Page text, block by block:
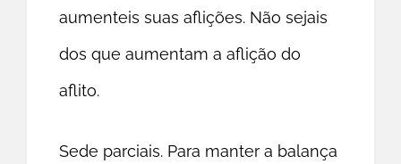
aumenteis suas aflições. Não sejais
dos que aumentam a aflição do
aflito.
Sede parciais. Para manter a balança